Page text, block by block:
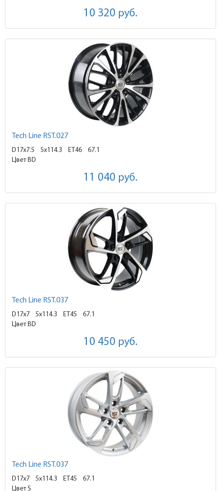
10 320 руб.
Tech Line RST.027
D17x7.5 5x114.3 ET46
67.1
Цвет BD
11 040 руб.
Tech Line RST.037
D17x7 5x114.3 ET45
67.1
Цвет BD
10 450 руб.
Tech Line RST.037
D17x7 5x114.3 ET45
67.1
Цвет S